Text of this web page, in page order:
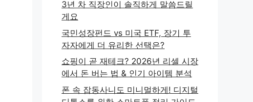
3년 차 직장인이 솔직하게 말씀드릴
게요
국민성장펀드 vs 미국 ETF, 장기 투
자자에게 더 유리한 선택은?
쇼핑이 곧 재테크? 2026년 리셀 시장
에서 돈 버는 법 & 인기 아이템 분석
폰 속 잡동사니도 미니멀하게! 디지털